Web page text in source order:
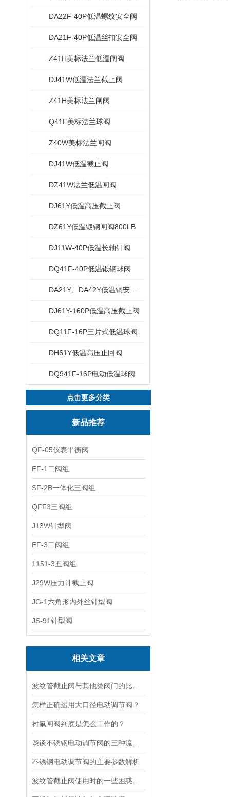
DA22F-40P低温螺纹安全阀
DA21F-40P低温丝扣安全阀
Z41H美标法兰低温闸阀
DJ41W低温法兰截止阀
Z41H美标法兰闸阀
Q41F美标法兰球阀
Z40W美标法兰闸阀
DJ41W低温截止阀
DZ41W法兰低温闸阀
DJ61Y低温高压截止阀
DZ61Y低温锻钢闸阀800LB
DJ11W-40P低温长轴针阀
DQ41F-40P低温锻钢球阀
DJ61Y-160P低温高压截止阀
DQ11F-16P三片式低温球阀
DH61Y低温高压止回阀
DQ941F-16P电动低温球阀
点击更多分类
新品推荐
QF-05仪表平衡阀
EF-1二阀组
SF-2B一体化三阀组
QFF3三阀组
J13W针型阀
EF-3二阀组
1151-3五阀组
J29W压力计截止阀
JG-1六角形内外丝针型阀
JS-91针型阀
相关文章
怎样正确运用大口径电动调节阀？
衬氟闸阀到底是怎么工作的？
不锈钢电动调节阀的主要参数解析